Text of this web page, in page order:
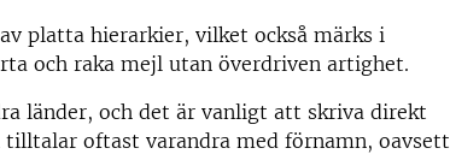
platta hierarkier, vilket också märks i
och raka mejl utan överdriven artighet.
länder, och det är vanligt att skriva direkt
oftast varandra med förnamn, oavsett